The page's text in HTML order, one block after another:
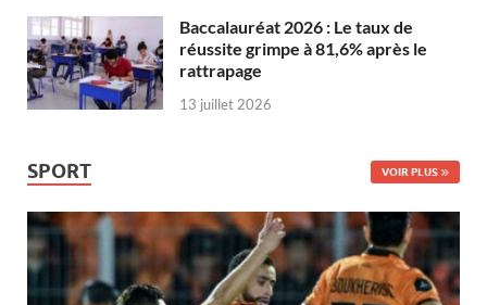
Baccalauréat 2026 : Le taux de
réussite grimpe à 81,6% après le
rattrapage
13 juillet 2026
SPORT VOIR PLUS